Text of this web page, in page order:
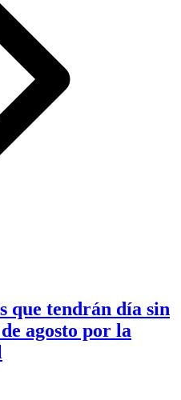
que tendrán día sin
agosto por la